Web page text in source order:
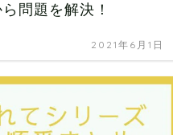
問題を解決！
2021年6月1日